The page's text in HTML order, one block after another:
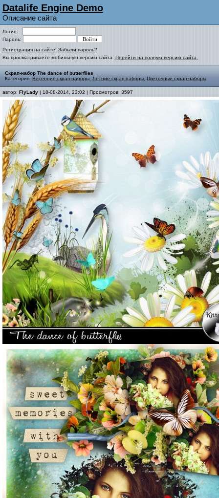
Datalife Engine Demo
Описание сайта
Логин:
Пароль:
Регистрация на сайте! Забыли пароль?
Вы просматриваете мобильную версию сайта. Перейти на полную версию сайта.
Скрап-набор The dance of butterflies
Категория: Весенние скрап-наборы Летние скрап-наборы Цветочные скрап-наборы
автор: FlyLady | 18-08-2014, 23:02 | Просмотров: 3597